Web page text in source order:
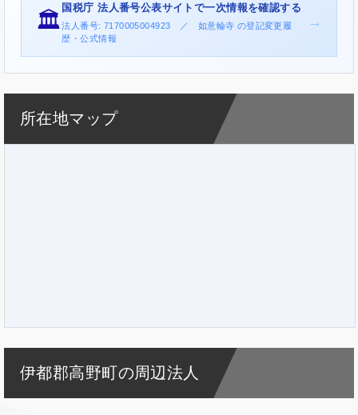
🏛️
国税庁 法人番号公表サイトで一次情報を確認する
法人番号: 7170005004923 ／ 如意輪寺 の登記変更履
歴・公式情報
→
所在地マップ
伊都郡高野町の周辺法人